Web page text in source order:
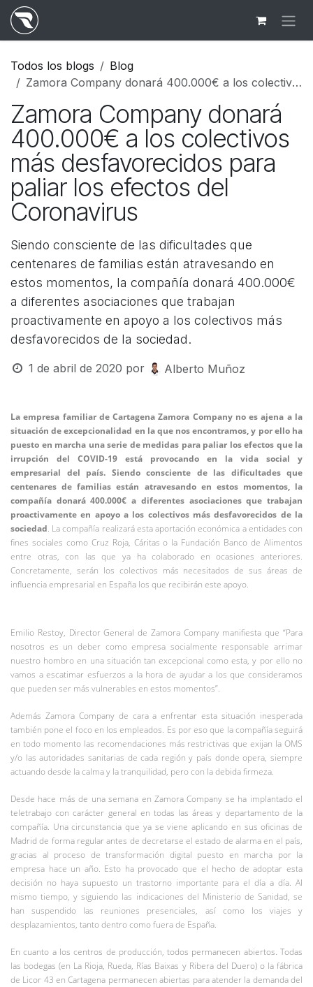
Ir al contenido
Todos los blogs
Blog
Zamora Company donará 400.000€ a los colectivos más desfavorecidos para paliar los efectos del Coronavirus
Zamora Company donará
400.000€ a los colectivos
más desfavorecidos para
paliar los efectos del
Coronavirus
Siendo consciente de las dificultades que
centenares de familias están atravesando en
estos momentos, la compañía donará 400.000€
a diferentes asociaciones que trabajan
proactivamente en apoyo a los colectivos más
desfavorecidos de la sociedad.
1 de abril de 2020 por Alberto Muñoz
La empresa familiar de Cartagena Zamora Company no es ajena a la
situación de excepcionalidad en la que nos encontramos, y por ello ha
puesto en marcha una serie de medidas para paliar los efectos que la
irrupción del COVID-19 está provocando en la vida social y
empresarial del país. Siendo consciente de las dificultades que
centenares de familias están atravesando en estos momentos, la
compañía donará 400.000€ a diferentes asociaciones que trabajan
proactivamente en apoyo a los colectivos más desfavorecidos de la
sociedad. La compañía realizará esta aportación económica a entidades con
fines sociales como Cruz Roja, Cáritas o la Fundación Banco de Alimentos
entre otras, con las que ya ha colaborado en ocasiones anteriores.
Concretamente, serán los colectivos más necesitados de sus áreas de
influencia empresarial en España los que recibirán este apoyo.
Emilio Restoy, Director General de Zamora Company manifiesta que “Para
nosotros es un deber como empresa socialmente responsable arrimar
nuestro hombro en una situación tan excepcional como esta, y por ello no
vamos a escatimar esfuerzos a la hora de ayudar a los que consideramos
que pueden ser más vulnerables en estos momentos”.
Además Zamora Company de cara a enfrentar esta situación inesperada
también pone el foco en los empleados. Es por eso que la compañía seguirá
en todo momento las recomendaciones más restrictivas que exijan la OMS
y/o las autoridades sanitarias de cada región y país donde opera, siempre
actuando desde la calma y la tranquilidad, pero con la debida firmeza.
Desde hace más de una semana en Zamora Company se ha implantado el
teletrabajo con carácter general en todas las áreas y departamento de la
compañía. Una circunstancia que ya se viene aplicando en sus oficinas de
Madrid de forma regular antes de decretarse el estado de alarma en el país,
gracias al proceso de transformación digital puesto en marcha por la
empresa hace un año. Esto ha provocado que el hecho de adoptar esta
decisión no haya supuesto un trastorno importante para el día a día. Al
mismo tiempo, y siguiendo las indicaciones del Ministerio de Sanidad, se
han suspendido las reuniones presenciales, así como los viajes y
desplazamientos, tanto dentro como fuera de España.
En cuanto a los centros de producción, todos permanecen abiertos. Todas
las bodegas (en La Rioja, Rueda, Rías Baixas y Ribera del Duero) o la fábrica
de Licor 43 en Cartagena permanecen abiertas para atender la demanda del